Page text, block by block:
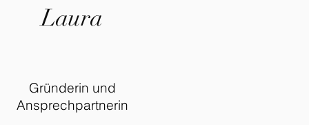
Laura
Gründerin und
Ansprechpartnerin